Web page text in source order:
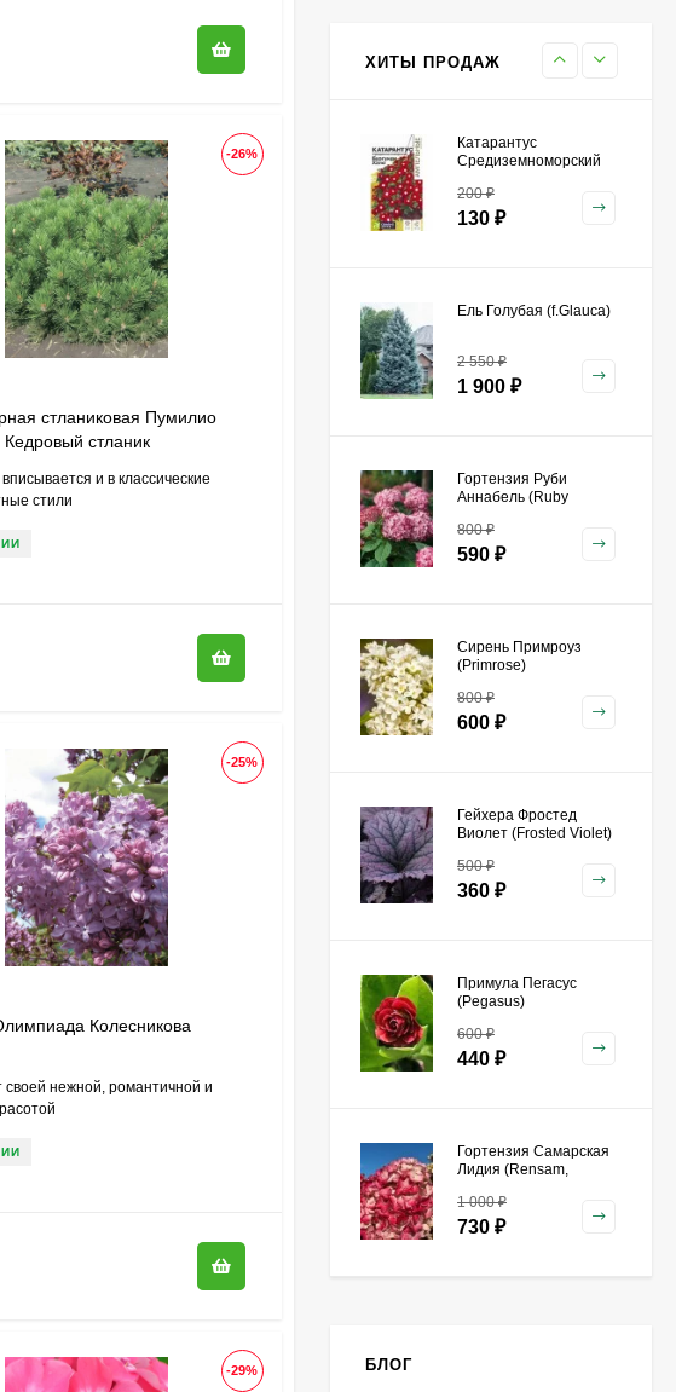
-26%
стланиковая Пумилио
стланик
и в классические
стили
-25%
Колесникова
своей нежной, романтичной и
-29%
ХИТЫ ПРОДАЖ
Катарантус
Средиземноморский
алтая]
200₽
130 ₽
Ель Голубая (f.Glauca)
2 550₽
1 900 ₽
Гортензия Руби
Аннабель (Ruby
800₽
590 ₽
Сирень Примроуз
(Primrose)
800₽
600 ₽
Гейхера Фростед
Виолет (Frosted Violet)
500₽
360 ₽
Примула Пегасус
(Pegasus)
600₽
440 ₽
Гортензия Самарская
Лидия (Rensam,
метельчатая
1 000₽
730 ₽
БЛОГ